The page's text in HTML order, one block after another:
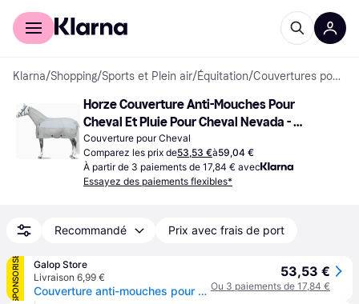
Acheter avec Klarna
Klarna/Shopping/Sports et Plein air/Équitation/ Couvertures pour Chevaux
Horze Couverture Anti-Mouches Pour
Cheval Et Pluie Pour Cheval Nevada -
Gris
Couverture pour Cheval
Comparez les prix de53,53 €à59,04 €
À partir de 3 paiements de 17,84 € avec
Essayez des paiements flexibles*
Recommandé Prix avec frais de port
SPONSORISÉ
Galop Store
Livraison 6,99 €
Couverture anti-mouches pour cheval et pluie pour cheval Horze Nevada - Gris
53,53 €
Ou 3 paiements de 17,84 €